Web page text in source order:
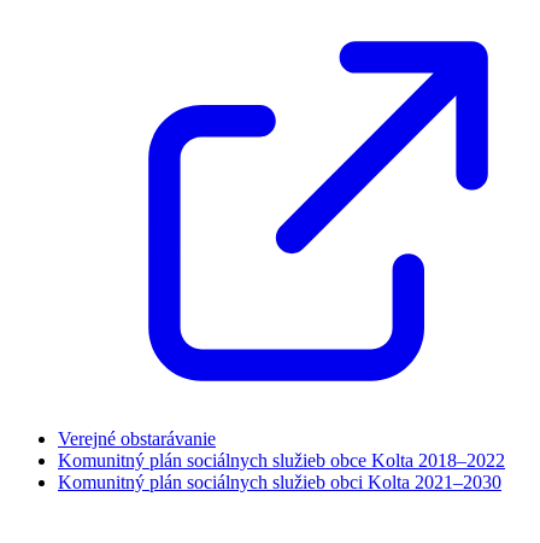
Verejné obstarávanie
Komunitný plán sociálnych služieb obce Kolta 2018–2022
Komunitný plán sociálnych služieb obci Kolta 2021–2030